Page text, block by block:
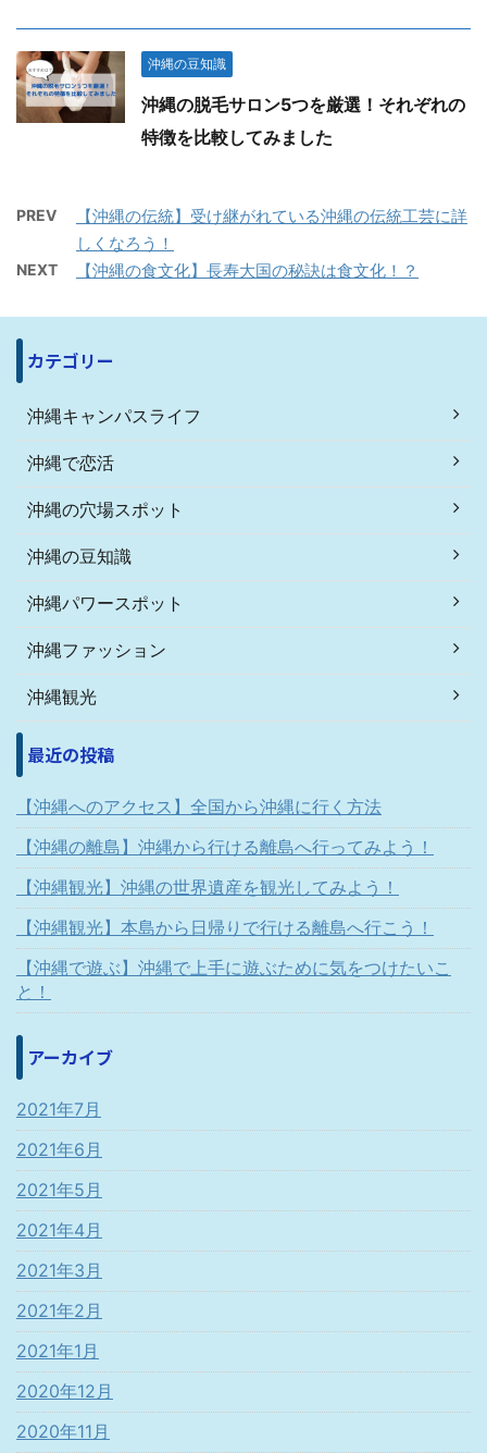
沖縄の豆知識
沖縄の脱毛サロン5つを厳選！それぞれの
特徴を比較してみました
PREV
【沖縄の伝統】受け継がれている沖縄の伝統工芸に詳
しくなろう！
NEXT 【沖縄の食文化】長寿大国の秘訣は食文化！？
カテゴリー
沖縄キャンパスライフ
沖縄で恋活
沖縄の穴場スポット
沖縄の豆知識
沖縄パワースポット
沖縄ファッション
沖縄観光
最近の投稿
【沖縄へのアクセス】全国から沖縄に行く方法
【沖縄の離島】沖縄から行ける離島へ行ってみよう！
【沖縄観光】沖縄の世界遺産を観光してみよう！
【沖縄観光】本島から日帰りで行ける離島へ行こう！
【沖縄で遊ぶ】沖縄で上手に遊ぶために気をつけたいこ
と！
アーカイブ
2021年7月
2021年6月
2021年5月
2021年4月
2021年3月
2021年2月
2021年1月
2020年12月
2020年11月